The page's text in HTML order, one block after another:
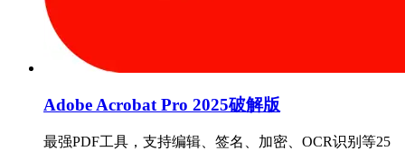
Adobe Acrobat Pro 2025破解版
最强PDF工具，支持编辑、签名、加密、OCR识别等25